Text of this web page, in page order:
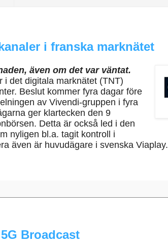
i franska marknätet
även om det var väntat.
i det digitala marknätet (TNT)
Beslut kommer fyra dagar före
av Vivendi-gruppen i fyra
ger klartecken den 9
Detta är också led i den
nyligen bl.a. tagit kontroll i
även är huvudägare i svenska Viaplay.
Broadcast